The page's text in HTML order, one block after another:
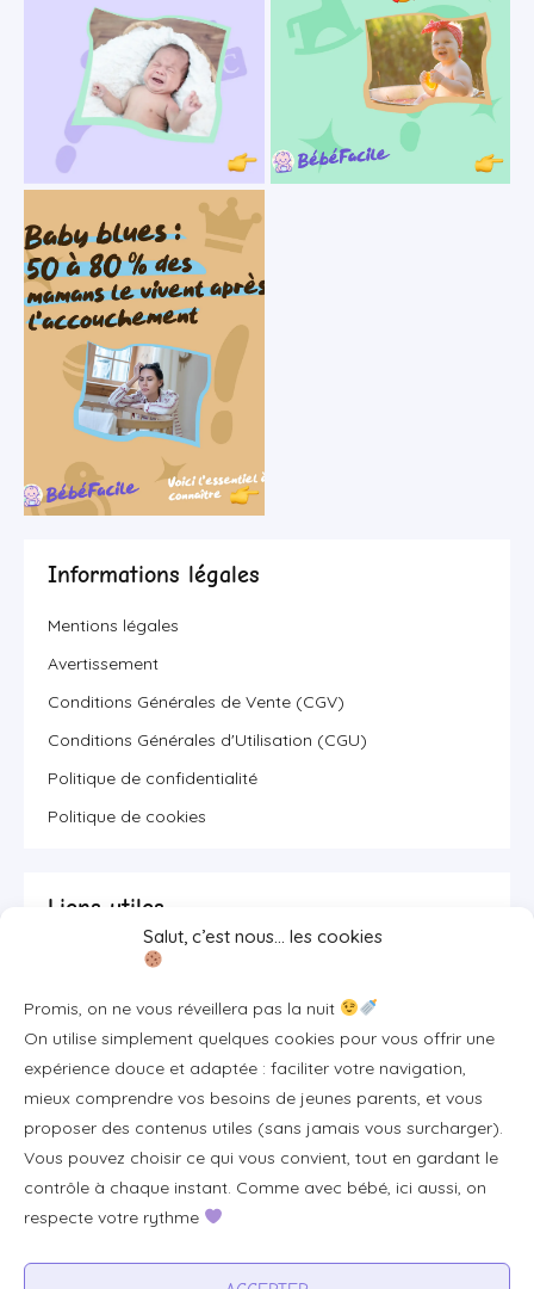
Salut, c’est nous… les cookies
Promis, on ne vous réveillera pas la nuit
On utilise simplement quelques cookies pour vous offrir une
expérience douce et adaptée : faciliter votre navigation,
mieux comprendre vos besoins de jeunes parents, et vous
proposer des contenus utiles (sans jamais vous surcharger).
Vous pouvez choisir ce qui vous convient, tout en gardant le
contrôle à chaque instant. Comme avec bébé, ici aussi, on
respecte votre rythme
Informations légales
Mentions légales
Avertissement
Conditions Générales de Vente (CGV)
Conditions Générales d'Utilisation (CGU)
Politique de confidentialité
Politique de cookies
Liens utiles
Se connecter/S'inscrire
FAQ / Livraison & accès
À propos
Plan du site
Tous les articles
Professionnels & partenariats